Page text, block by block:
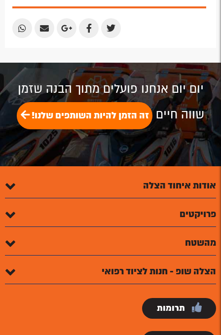
Share
Share
Share
Share
Share
יום יום אנחנו פועלים מתוך הבנה שזמן
שווה חיים זה הזמן להיות השותפים שלנו!
אודות איחוד הצלה
פרויקטים
מהשטח
הצלה שופ - חנות לציוד רפואי
תרומות